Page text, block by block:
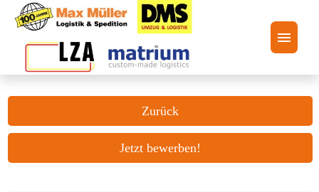
Stellenangebote
Unternehmensgruppe
Zurück
Jetzt bewerben!